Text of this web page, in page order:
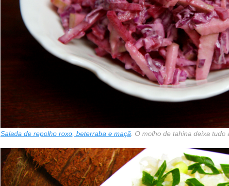
Salada de repolho roxo, beterraba e maçã. O molho de tahina deixa tudo